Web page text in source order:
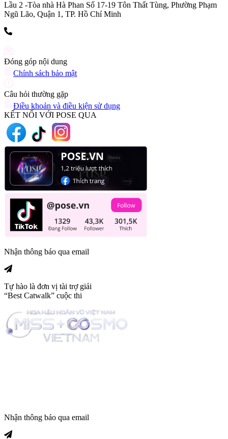
Lầu 2 -Tòa nhà Hà Phan Số 17-19 Tôn Thất Tùng, Phường Phạm
Ngũ Lão, Quận 1, TP. Hồ Chí Minh
Đóng góp nội dung
Chính sách bảo mật
Câu hỏi thường gặp
Điều khoản và điều kiện sử dụng
KẾT NỐI VỚI POSE QUA
Nhận thông báo qua email
Tự hào là đơn vị tài trợ giải
“Best Catwalk” cuộc thi
Nhận thông báo qua email